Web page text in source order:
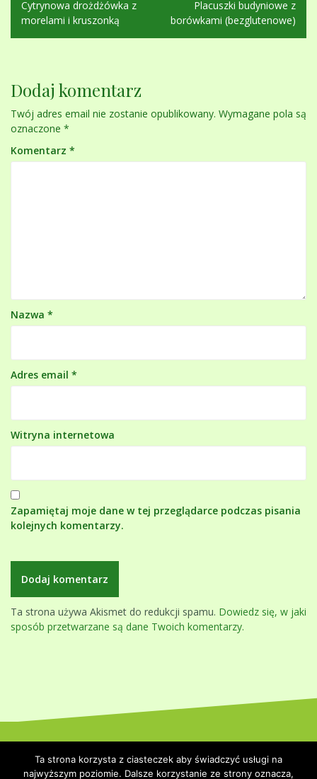
wpisu
Cytrynowa drożdżówka z
morelami i kruszonką
Placuszki budyniowe z
borówkami (bezglutenowe)
Dodaj komentarz
Twój adres email nie zostanie opublikowany. Wymagane pola są
oznaczone *
Komentarz *
Nazwa *
Adres email *
Witryna internetowa
Zapamiętaj moje dane w tej przeglądarce podczas pisania
kolejnych komentarzy.
Ta strona używa Akismet do redukcji spamu. Dowiedz się, w jaki
sposób przetwarzane są dane Twoich komentarzy.
Themeisle.
Ta strona korzysta z ciasteczek aby świadczyć usługi na
najwyższym poziomie. Dalsze korzystanie ze strony oznacza,